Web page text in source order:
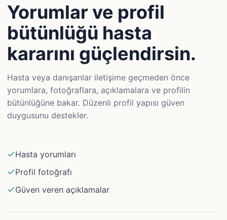
Yorumlar ve profil
bütünlüğü hasta
kararını güçlendirsin.
Hasta veya danışanlar iletişime geçmeden önce
yorumlara, fotoğraflara, açıklamalara ve profilin
bütünlüğüne bakar. Düzenli profil yapısı güven
duygusunu destekler.
Hasta yorumları
Profil fotoğrafı
Güven veren açıklamalar